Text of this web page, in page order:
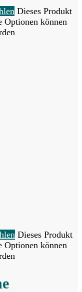
Dieses Produkt
Optionen können
Dieses Produkt
Optionen können